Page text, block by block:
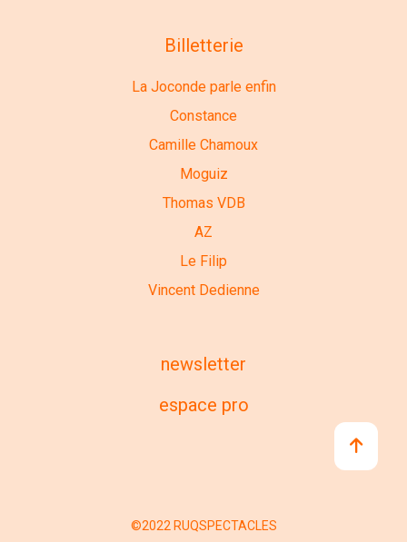
Billetterie
La Joconde parle enfin
Constance
Camille Chamoux
Moguiz
Thomas VDB
AZ
Le Filip
Vincent Dedienne
newsletter
espace pro
©2022 RUQSPECTACLES